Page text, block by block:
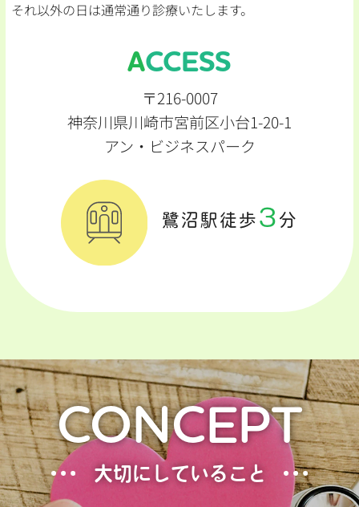
それ以外の日は通常通り診療いたします。
ACCESS
〒216-0007
神奈川県川崎市宮前区小台1-20-1
アン・ビジネスパーク
鷺沼駅徒歩 3 分
CONCEPT
大切にしていること